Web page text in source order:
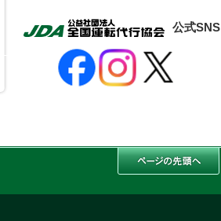
公式SNS